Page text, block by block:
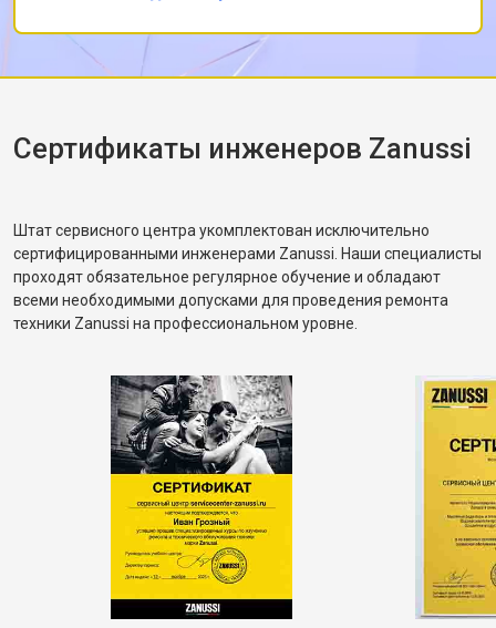
Заменил ремень без лишних разговоров,
после чего протестировал в режиме стирки и
убедился, что вращение барабана
корректное. Рассказал, как правильно
разбалансировка.
Сертификаты инженеров Zanussi
Штат сервисного центра укомплектован исключительно
сертифицированными инженерами Zanussi. Наши специалисты
проходят обязательное регулярное обучение и обладают
всеми необходимыми допусками для проведения ремонта
техники Zanussi на профессиональном уровне.